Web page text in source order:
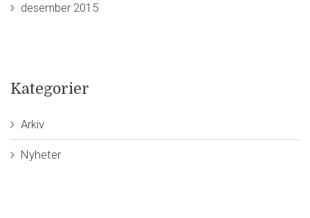
desember 2015
Kategorier
Arkiv
Nyheter